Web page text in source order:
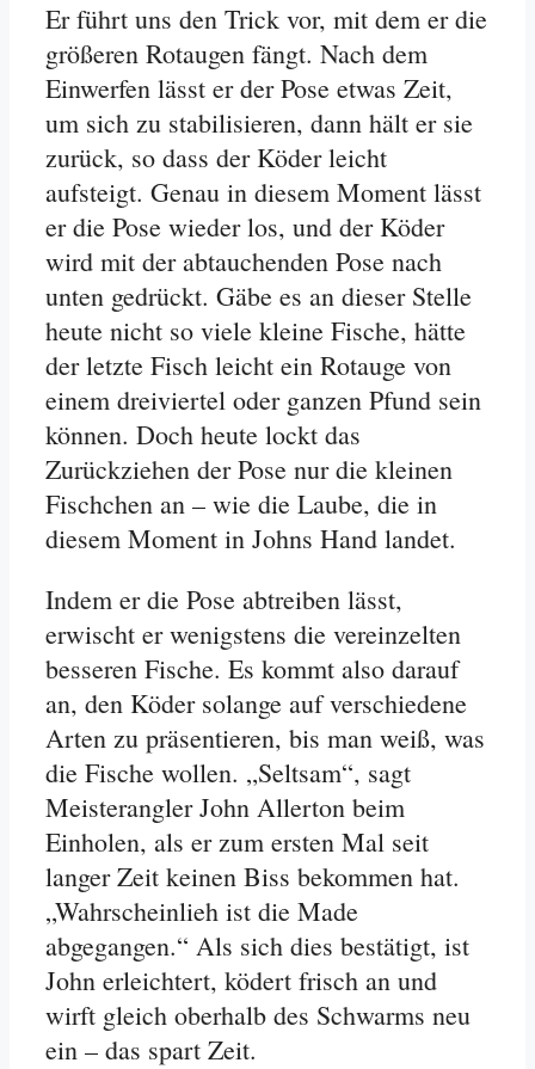
Er führt uns den Trick vor, mit dem er die
größeren Rotaugen fängt. Nach dem
Einwerfen lässt er der Pose etwas Zeit,
um sich zu stabilisieren, dann hält er sie
zurück, so dass der Köder leicht
aufsteigt. Genau in diesem Moment lässt
er die Pose wieder los, und der Köder
wird mit der abtauchenden Pose nach
unten gedrückt. Gäbe es an dieser Stelle
heute nicht so viele kleine Fische, hätte
der letzte Fisch leicht ein Rotauge von
einem dreiviertel oder ganzen Pfund sein
können. Doch heute lockt das
Zurückziehen der Pose nur die kleinen
Fischchen an – wie die Laube, die in
diesem Moment in Johns Hand landet.
Indem er die Pose abtreiben lässt,
erwischt er wenigstens die vereinzelten
besseren Fische. Es kommt also darauf
an, den Köder solange auf verschiedene
Arten zu präsentieren, bis man weiß, was
die Fische wollen. „Seltsam“, sagt
Meisterangler John Allerton beim
Einholen, als er zum ersten Mal seit
langer Zeit keinen Biss bekommen hat.
„Wahrscheinlieh ist die Made
abgegangen.“ Als sich dies bestätigt, ist
John erleichtert, ködert frisch an und
wirft gleich oberhalb des Schwarms neu
ein – das spart Zeit.